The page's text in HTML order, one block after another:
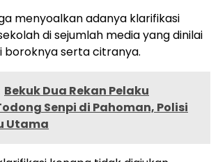
menyoalkan adanya klarifikasi
di sejumlah media yang dinilai
boroknya serta citranya.
Bekuk Dua Rekan Pelaku
Senpi di Pahoman, Polisi
Utama